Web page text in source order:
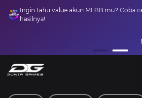
Ingin tahu value akun MLBB mu? Coba
hasilnya!